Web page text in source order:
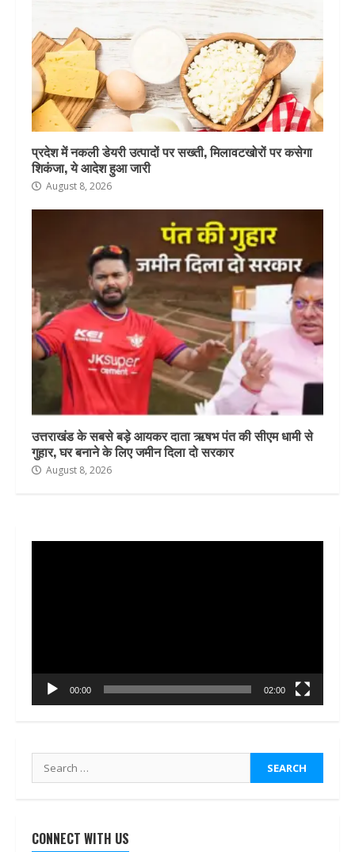
प्रदेश में नकली डेयरी उत्पादों पर सख्ती, मिलावटखोरों पर कसेगा
शिकंजा, ये आदेश हुआ जारी
August 8, 2026
उत्तराखंड के सबसे बड़े आयकर दाता ऋषभ पंत की सीएम धामी से
गुहार, घर बनाने के लिए जमीन दिला दो सरकार
August 8, 2026
00:00 02:00
Search
for:
CONNECT WITH US